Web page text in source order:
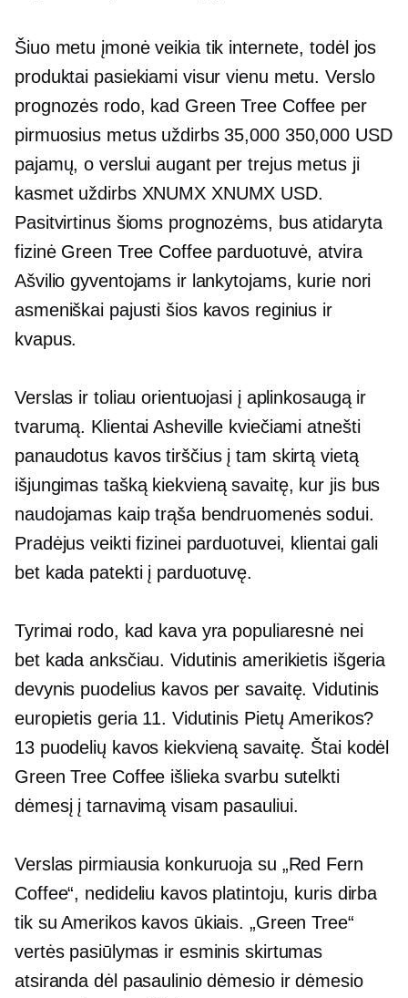
Šiuo metu įmonė veikia tik internete, todėl jos
produktai pasiekiami visur vienu metu. Verslo
prognozės rodo, kad Green Tree Coffee per
pirmuosius metus uždirbs 35,000 350,000 USD
pajamų, o verslui augant per trejus metus ji
kasmet uždirbs XNUMX XNUMX USD.
Pasitvirtinus šioms prognozėms, bus atidaryta
fizinė Green Tree Coffee parduotuvė, atvira
Ašvilio gyventojams ir lankytojams, kurie nori
asmeniškai pajusti šios kavos reginius ir
kvapus.
Verslas ir toliau orientuojasi į aplinkosaugą ir
tvarumą. Klientai Asheville kviečiami atnešti
panaudotus kavos tirščius į tam skirtą vietą
išjungimas tašką kiekvieną savaitę, kur jis bus
naudojamas kaip trąša bendruomenės sodui.
Pradėjus veikti fizinei parduotuvei, klientai gali
bet kada patekti į parduotuvę.
Tyrimai rodo, kad kava yra populiaresnė nei
bet kada anksčiau. Vidutinis amerikietis išgeria
devynis puodelius kavos per savaitę. Vidutinis
europietis geria 11. Vidutinis Pietų Amerikos?
13 puodelių kavos kiekvieną savaitę. Štai kodėl
Green Tree Coffee išlieka svarbu sutelkti
dėmesį į tarnavimą visam pasauliui.
Verslas pirmiausia konkuruoja su „Red Fern
Coffee“, nedideliu kavos platintoju, kuris dirba
tik su Amerikos kavos ūkiais. „Green Tree“
vertės pasiūlymas ir esminis skirtumas
atsiranda dėl pasaulinio dėmesio ir dėmesio